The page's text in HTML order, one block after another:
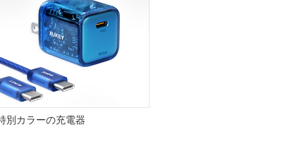
別カラーの充電器